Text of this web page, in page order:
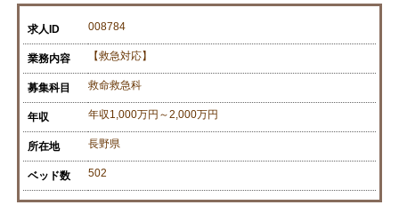
求人ID 008784
業務内容 【救急対応】
募集科目 救命救急科
年収 年収1,000万円～2,000万円
所在地 長野県
ベッド数 502